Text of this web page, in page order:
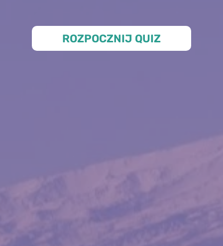
ROZPOCZNIJ QUIZ